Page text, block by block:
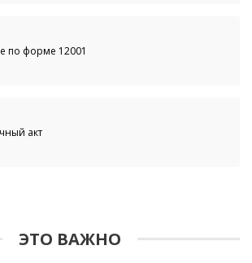
по форме 12001
акт
ЭТО ВАЖНО